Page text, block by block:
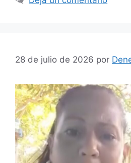
28 de julio de 2026 por